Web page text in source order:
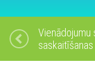
Vienādojumu